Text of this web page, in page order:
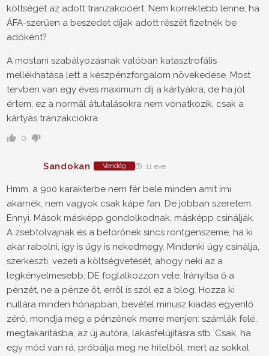
költséget az adott tranzakcióért. Nem korrektebb lenne, ha
ÁFA-szerűen a beszedet díjak adott részét fizetnék be
adóként?
A mostani szabályozásnak valóban katasztrofális
mellékhatása lett a készpénzforgalom növekedése. Most
tervben van egy éves maximum díj a kártyákra, de ha jól
értem, ez a normál átutalásokra nem vonatkozik, csak a
kártyás tranzakciókra.
0
Sandokan Vendég 11 éve
Hmm, a 900 karakterbe nem fér bele minden amit írni
akarnék, nem vagyok csak kápé fan. De jobban szeretem.
Ennyi. Mások másképp gondolkodnak, másképp csinálják.
A zsebtolvajnak és a betörőnek sincs röntgenszeme, ha ki
akar rabolni, így is úgy is nekedmegy. Mindenki úgy csinálja,
szerkeszti, vezeti a költségvetését, ahogy neki az a
legkényelmesebb, DE foglalkozzon vele. Írányítsa ő a
pénzét, ne a pénze őt, erről is szól ez a blog. Hozza ki
nullára minden hónapban, bevétel minusz kiadás egyenlő
zéró, mondja meg a pénzének merre menjen: számlák felé,
megtakarításba, az új autóra, lakásfelújításra stb. Csak, ha
egy mód van rá, próbálja meg ne hitelből, mert az sokkal